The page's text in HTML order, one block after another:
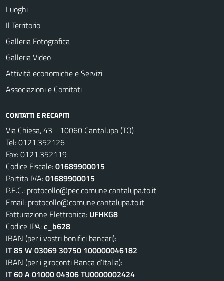
Luoghi
Il Territorio
Galleria Fotografica
Galleria Video
Attività economiche e Servizi
Associazioni e Comitati
CONTATTI E RECAPITI
Via Chiesa, 43 - 10060 Cantalupa (TO)
Tel:0121.352126
Fax:0121.352119
Codice Fiscale:01689900015
Partita IVA:01689900015
P.E.C.: protocollo@pec.comune.cantalupa.to.it
Email: protocollo@comune.cantalupa.to.it
Fatturazione Elettronica: UFHKG8
Codice IPA:c_b628
IBAN (per i vostri bonifici bancari):
IT 85 W 03069 30750 100000046182
IBAN (per i giroconti Banca d’Italia):
IT 60 A 01000 04306 TU0000002424